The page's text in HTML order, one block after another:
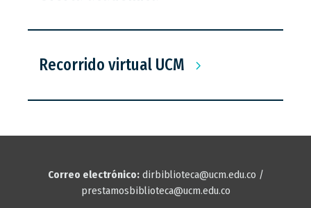
Recorrido virtual UCM
Correo electrónico:dirbiblioteca@ucm.edu.co /
prestamosbiblioteca@ucm.edu.co